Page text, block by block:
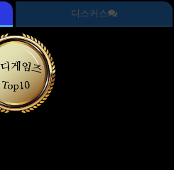
디스커스